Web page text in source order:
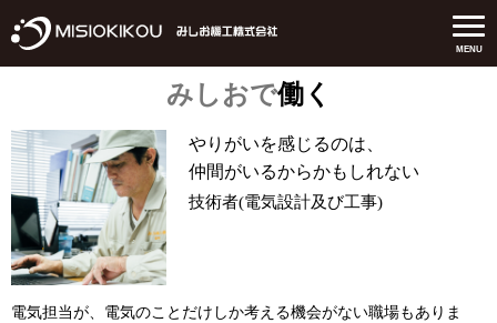
MENU
みしおで働く
やりがいを感じるのは、
仲間がいるからかもしれない
技術者(電気設計及び工事)
電気担当が、電気のことだけしか考える機会がない職場もありま